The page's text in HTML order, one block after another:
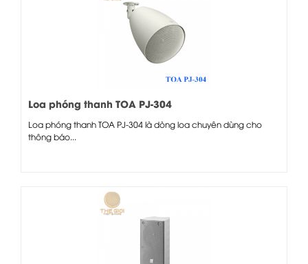
Loa phóng thanh TOA PJ-304
Loa phóng thanh TOA PJ-304 là dòng loa chuyên dùng cho
thông báo...